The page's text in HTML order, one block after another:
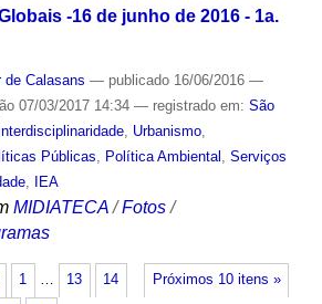
-16 de junho de 2016 - 1a.
de Calasans — publicado16/06/2016 —
07/03/2017 14:34 — registrado em: São
Interdisciplinaridade, Urbanismo,
Públicas, Política Ambiental , Serviços
, IEA
MIDIATECA /Fotos /
Próximos 10 itens »
1 … 13 14